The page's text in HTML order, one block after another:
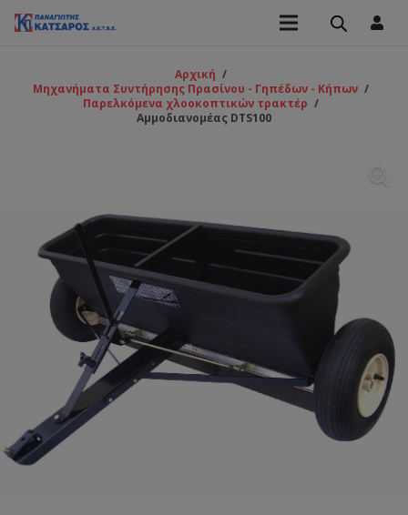
Αρχική /
Μηχανήματα Συντήρησης Πρασίνου - Γηπέδων - Κήπων /
Παρελκόμενα χλοοκοπτικών τρακτέρ /
Αμμοδιανομέας DTS100